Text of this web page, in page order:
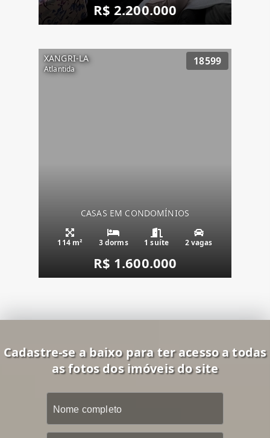
R$ 2.200.000
XANGRI-LA
Atlantida
18599
CASAS EM CONDOMÍNIOS
114 m² 3 dorms 1 suíte 2 vagas
R$ 1.600.000
Cadastre-se a baixo para ter acesso a todas
as fotos dos imóveis do site